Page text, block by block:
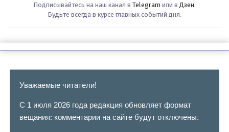
Подписывайтесь на наш канал в Telegram или в Дзен.
Будьте всегда в курсе главных событий дня.
Уважаемые читатели!
С 1 июля 2026 года редакция обновляет формат
вещания: комментарии на сайте будут отключены.